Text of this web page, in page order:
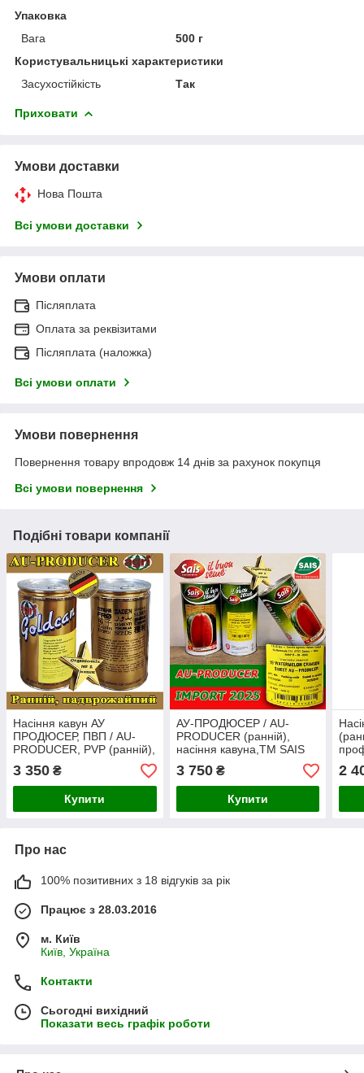
Упаковка
Вага
500 г
Користувальницькі характеристики
Засухостійкість
Так
Приховати
Умови доставки
Нова Пошта
Всі умови доставки
Умови оплати
Післяплата
Оплата за реквізитами
Післяплата (наложка)
Всі умови оплати
Умови повернення
Повернення товару впродовж 14 днів за рахунок покупця
Всі умови повернення
Подібні товари компанії
Насіння кавун АУ
ПРОДЮСЕР, ПВП / AU-
PRODUCER, PVP (ранній),
ТМ Agri Saaten GmbH
(Німеччина) банка 500
грамів
3 350 ₴
Купити
АУ-ПРОДЮСЕР / AU-
PRODUCER (ранній),
насіння кавуна,ТМ SAIS
(Італія), банка 500 грам,
Імпорт 2026
3 750₴
Купити
ТМ
2
Про нас
100% позитивних з 18 відгуків за рік
Працює з 28.03.2016
м. Київ
Київ, Україна
Контакти
Сьогодні вихідний
Показати весь графік роботи